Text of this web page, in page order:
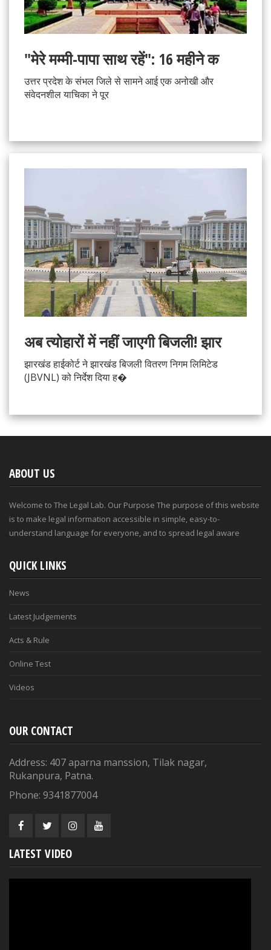
"मेरे मम्मी-पापा साथ रहें": 16 महीने क
उत्तर प्रदेश के संभल जिले से सामने आई एक अनोखी और
संवेदनशील याचिका ने पूर
अब त्योहारों में नहीं जाएगी बिजली! झार
झारखंड हाईकोर्ट ने झारखंड बिजली वितरण निगम लिमिटेड
(JBVNL) को निर्देश दिया ह�
ABOUT US
Welcome to The Legal Lab. Our Purpose The purpose of this website
is to make legal information accessible in simple, easy-to-
understand language for everyone, and to spread legal aware
QUICK LINKS
News
Latest Judgements
Acts & Rule
Online Test
Videos
OUR CONTACT
Address: 407 aparna manssion, Tilak nagar,
Rukanpura, Patna.
Phone: 9341877004
LATEST VIDEO